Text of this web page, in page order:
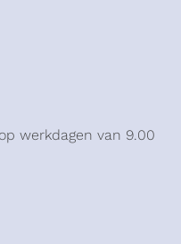
werkdagen van 9.00